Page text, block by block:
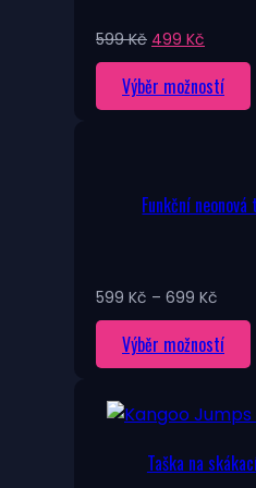
599Kč Původní
cena
byla:
599 Kč.
499 Kč
cena
je:
499 Kč.
Výběr možností
Funkční
599 Kč – 699 Kč
cen:
599 Kč
až
Výběr možností
Taška na